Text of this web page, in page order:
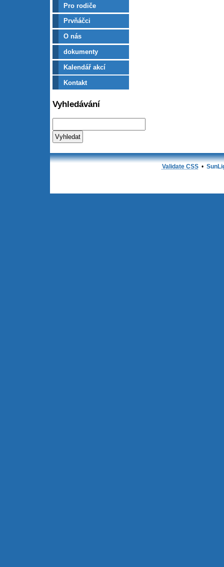
Pro rodiče
Prvňáčci
O nás
dokumenty
Kalendář akcí
Kontakt
Vyhledávání
Validate CSS•